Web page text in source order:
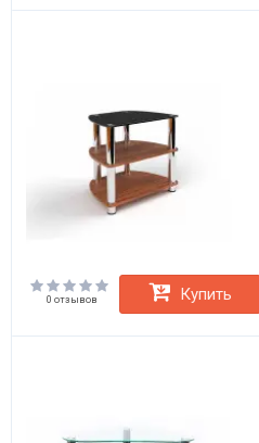
0 отзывов Купить